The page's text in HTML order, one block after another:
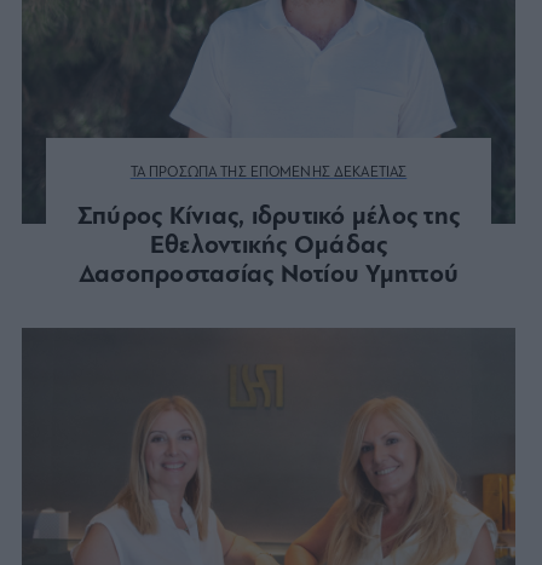
ΤΑ ΠΡΟΣΩΠΑ ΤΗΣ ΕΠΟΜΕΝΗΣ ΔΕΚΑΕΤΙΑΣ
Σπύρος Κίνιας, ιδρυτικό μέλος της
Εθελοντικής Ομάδας
Δασοπροστασίας Νοτίου Υμηττού